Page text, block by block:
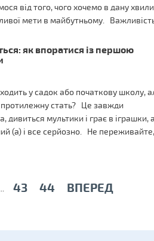
від того, чого хочемо в дану
мети в майбутньому.
як впоратися із першою
у садок або початкову школу,
протилежну стать? Це завжди
дивиться мультики і грає в іграшки,
(а) і все серйозно. Не переживайте,
... 43 44 ВПЕРЕД